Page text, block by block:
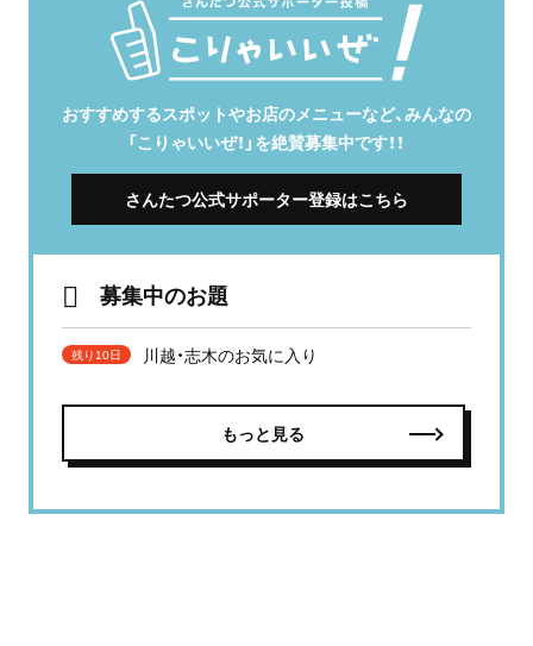
おすすめするスポットやお店のメニューなど、みんなの
「こりゃいいぜ！」を絶賛募集中です！！
さんたつ公式サポーター登録はこちら
募集中のお題
残り10日 川越・志木のお気に入り
もっと見る